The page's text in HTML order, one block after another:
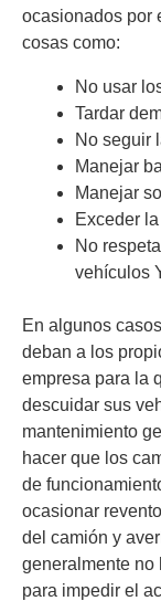
ocasionados por
cosas como:
No usar
Tardar
No seguir
Manejar
Manejar
Exceder
No
vehículos
En algunos
deban a los
empresa para la
descuidar sus
mantenimiento
hacer que los
de
ocasionar
del camión y
generalmente no
para impedir el